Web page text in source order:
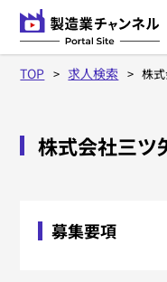
TOP 求人検索 株
株式会社三ツ
募集要項